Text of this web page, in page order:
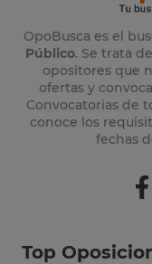
OpoBusca es el
Público. Se trata
opositores que
ofertas y
Convocatorias de
conoce los
fechas
Top